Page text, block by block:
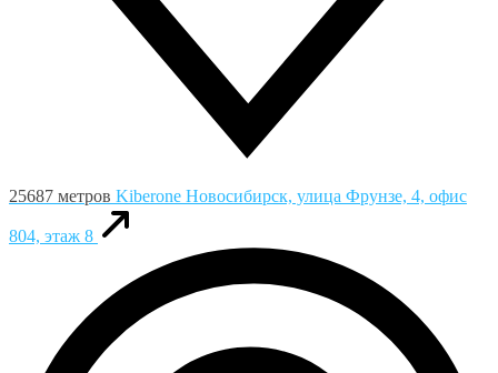
25687 метров Kiberone Новосибирск, улица Фрунзе, 4, офис
804, этаж 8